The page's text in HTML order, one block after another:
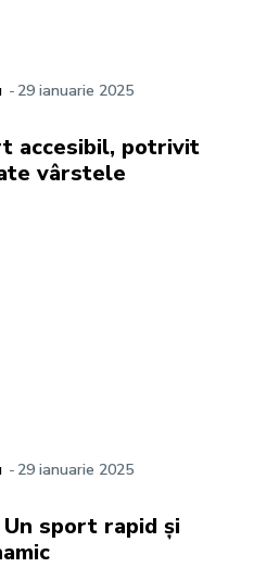
- 29 ianuarie 2025
accesibil, potrivit
vârstele
- 29 ianuarie 2025
Un sport rapid și